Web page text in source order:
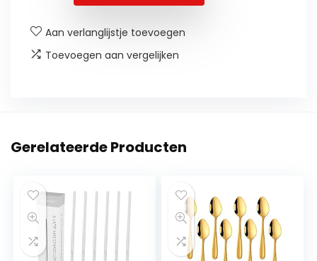
Aan verlanglijstje toevoegen
Toevoegen aan vergelijken
Gerelateerde Producten